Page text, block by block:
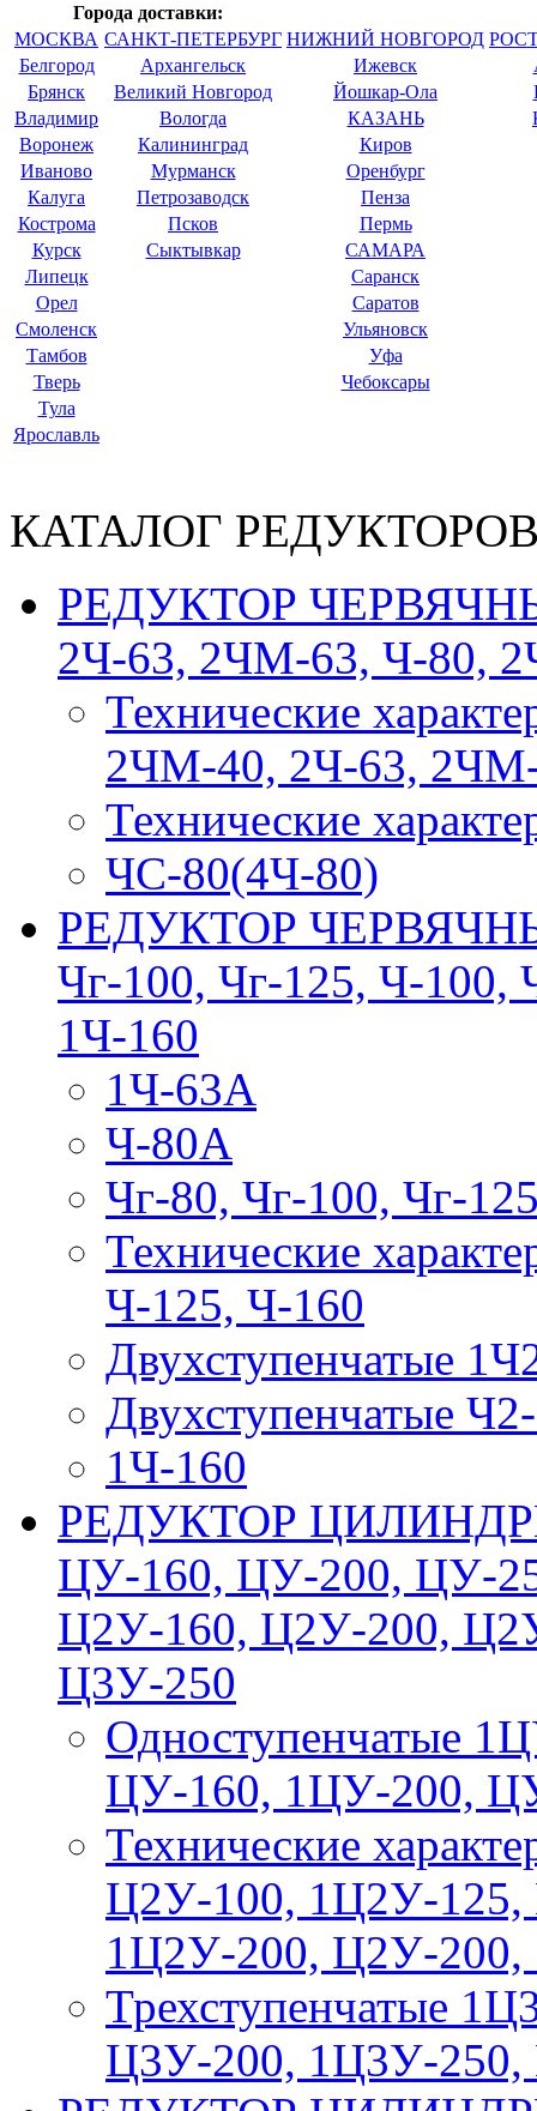
Города доставки:
МОСКВА САНКТ-ПЕТЕРБУРГ НИЖНИЙ НОВГОРОД
Белгород
Архангельск Ижевск
Брянск
Великий Новгород Йошкар-Ола
Владимир
Вологда КАЗАНЬ
Воронеж
Калининград
Киров
Иваново
Мурманск
Оренбург
Калуга
Петрозаводск
Пенза
Кострома
Псков
Пермь
Курск
Сыктывкар
САМАРА
Липецк
Саранск
Орел
Саратов
Смоленск
Ульяновск
Тамбов
Уфа
Тверь
Чебоксары
Тула
Ярославль
КАТАЛОГ
РЕДУКТОР
2Ч-63, 2ЧМ-63, Ч-80,
Технические
2ЧМ-40, 2Ч-63,
Технические
ЧС-80(4Ч-80)
РЕДУКТОР
Чг-100, Чг-125, Ч-100,
1Ч-160
1Ч-63А
Ч-80А
Чг-80, Чг-100, Чг-
Технические
Ч-125, Ч-160
Двухступенчатые
Двухступенчатые
1Ч-160
РЕДУКТОР
ЦУ-160, ЦУ-200, ЦУ-
Ц2У-160, Ц2У-200,
Ц3У-250
Одноступенчатые
ЦУ-160, 1ЦУ-200,
Технические
Ц2У-100, 1Ц2У-
1Ц2У-200, Ц2У-
Трехступенчатые
Ц3У-200, 1Ц3У-